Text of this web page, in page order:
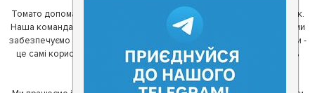
Томато допомагає своїм користувачам знайти цікаві місця неподалік.
Наша команда регулярно зв'язується з ресторанами - таким чином ми
забезпечуємо актуальність інформації. Друга частина нашої команди -
це самі користувачі, які діляться своїми враженнями і допомагають
один одному у виборі кращих місць.